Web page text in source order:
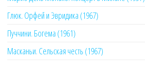
Глюк. Орфей и Эвридика (1967)
Пуччини. Богема (1961)
Масканьи. Сельская честь (1967)